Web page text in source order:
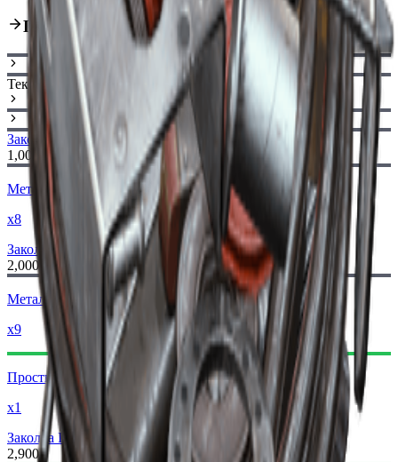
Путь улучшения
Текущий
Заколка I
Заколка II
1,000
Металлические детали
x8
Заколка II
Заколка III
2,000
Металлические детали
x9
Простые детали для оружия
x1
Заколка III
Заколка IV
2,900